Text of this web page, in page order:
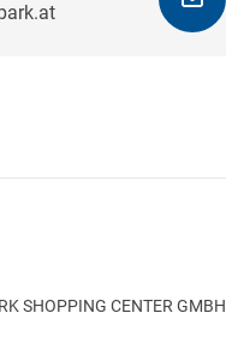
SHOPPING CENTER GMBH